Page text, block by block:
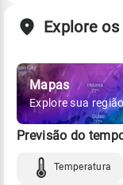
Explore
Mapas
Explore sua
Previsão do
Temperatura